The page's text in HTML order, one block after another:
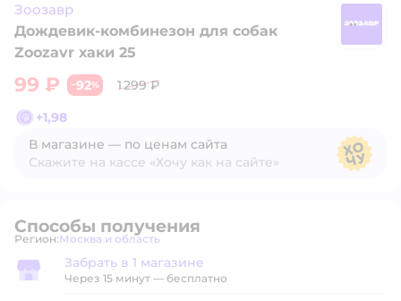
Зоозавр
Дождевик-комбинезон для собак
Zoozavr хаки 25
99 ₽ −92%
1 299 ₽
+1,98
В магазине — по ценам сайта
Скажите на кассе «Хочу как на сайте»
Способы получения
Регион: Выбор адреса доставки.
Москва и область
Забрать в магазине
Забрать в 1 магазине
Через 15 минут — бесплатно